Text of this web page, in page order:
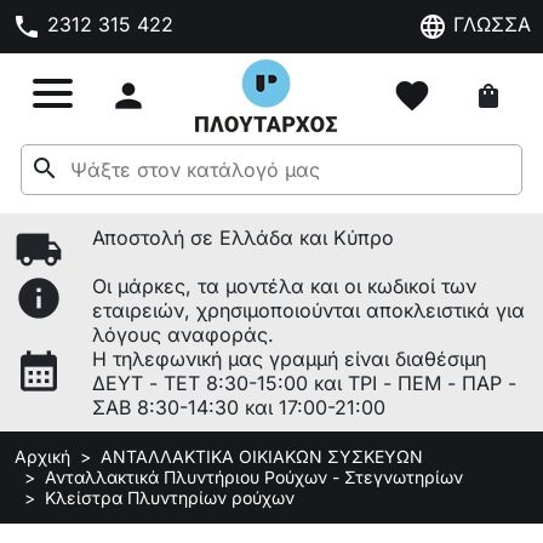
phone 2312 315 422 language ΓΛΩΣΣΑ
 favorite shopping_bag
search
local_shipping Αποστολή σε Ελλάδα και Κύπρο
info
Οι μάρκες, τα μοντέλα και οι κωδικοί των
εταιρειών, χρησιμοποιούνται αποκλειστικά για
λόγους αναφοράς.
calendar_month
Η τηλεφωνική μας γραμμή είναι διαθέσιμη
ΔΕΥΤ - ΤΕΤ 8:30-15:00 και ΤΡΙ - ΠΕΜ - ΠΑΡ -
ΣΑΒ 8:30-14:30 και 17:00-21:00
Αρχική
ΑΝΤΑΛΛΑΚΤΙΚΑ ΟΙΚΙΑΚΩΝ ΣΥΣΚΕΥΩΝ
Ανταλλακτικά Πλυντήριου Ρούχων - Στεγνωτηρίων
Κλείστρα Πλυντηρίων ρούχων